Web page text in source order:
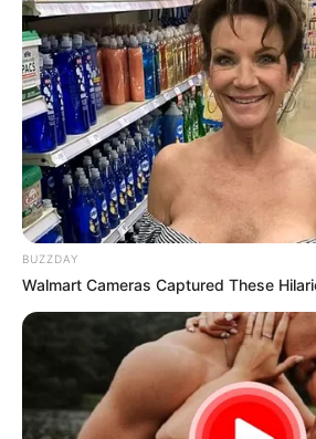
BUZZDAY
Walmart Cameras Captured These